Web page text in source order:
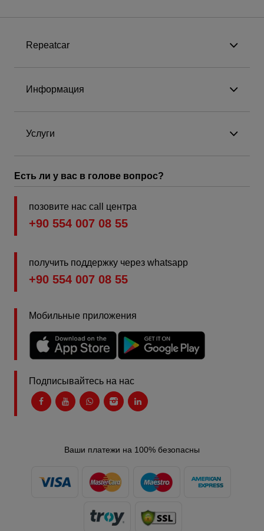
Repeatcar
Информация
Услуги
Есть ли у вас в голове вопрос?
позовите нас call центра
+90 554 007 08 55
получить поддержку через whatsapp
+90 554 007 08 55
Мобильные приложения
Подписывайтесь на нас
Ваши платежи на 100% безопасны